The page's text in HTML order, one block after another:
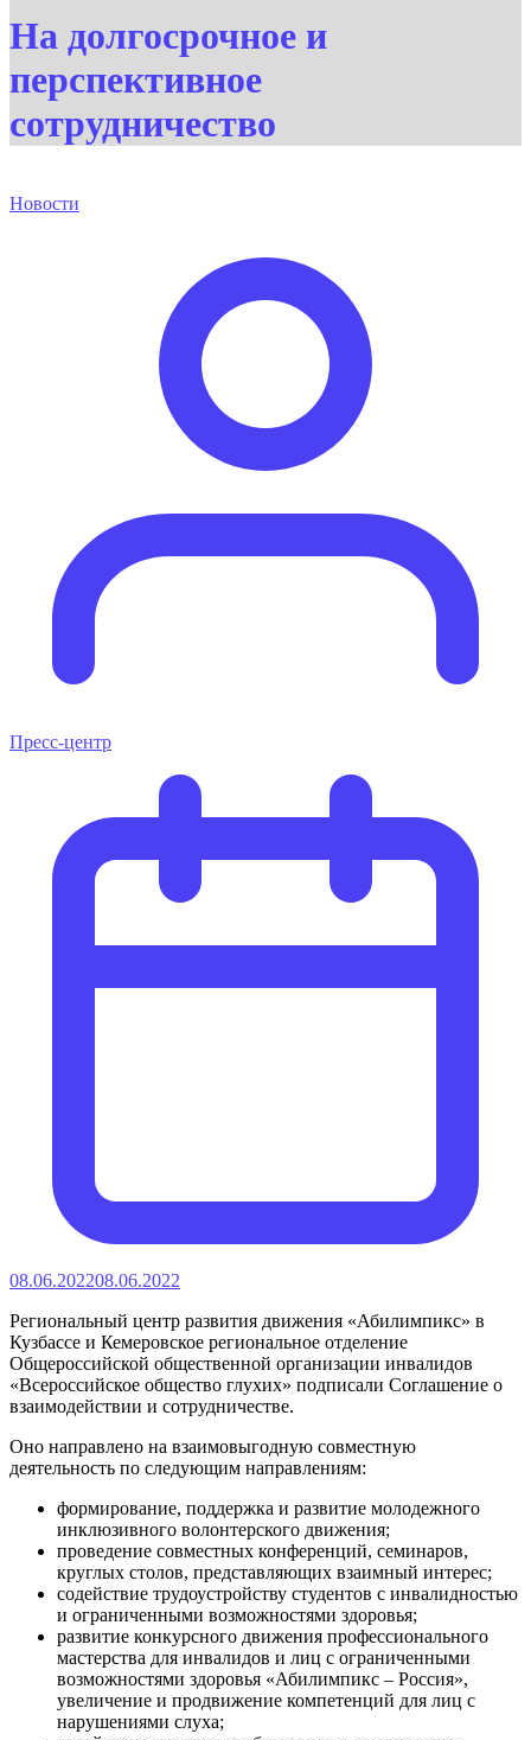
На долгосрочное и
перспективное
сотрудничество
Новости
Пресс-центр
08.06.202208.06.2022
Региональный центр развития движения «Абилимпикс» в
Кузбассе и Кемеровское региональное отделение
Общероссийской общественной организации инвалидов
«Всероссийское общество глухих» подписали Соглашение о
взаимодействии и сотрудничестве.
Оно направлено на взаимовыгодную совместную
деятельность по следующим направлениям:
формирование, поддержка и развитие молодежного
инклюзивного волонтерского движения;
проведение совместных конференций, семинаров,
круглых столов, представляющих взаимный интерес;
содействие трудоустройству студентов с инвалидностью
и ограниченными возможностями здоровья;
развитие конкурсного движения профессионального
мастерства для инвалидов и лиц с ограниченными
возможностями здоровья «Абилимпикс – Россия»,
увеличение и продвижение компетенций для лиц с
нарушениями слуха;